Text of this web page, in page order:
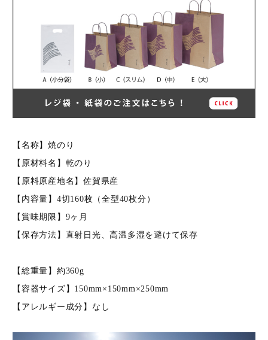
キーワード（商品名）
【名称】焼のり
【原材料名】乾のり
【原料原産地名】佐賀県産
【内容量】4切160枚（全型40枚分）
【賞味期限】9ヶ月
【保存方法】直射日光、高温多湿を避けて保存
【総重量】約360g
【容器サイズ】150mm×150mm×250mm
【アレルギー成分】なし